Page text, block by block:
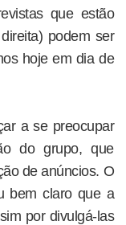
que estão
podem ser
hoje em dia de
a se preocupar
do grupo, que
de anúncios. O
bem claro que a
por divulgá-las